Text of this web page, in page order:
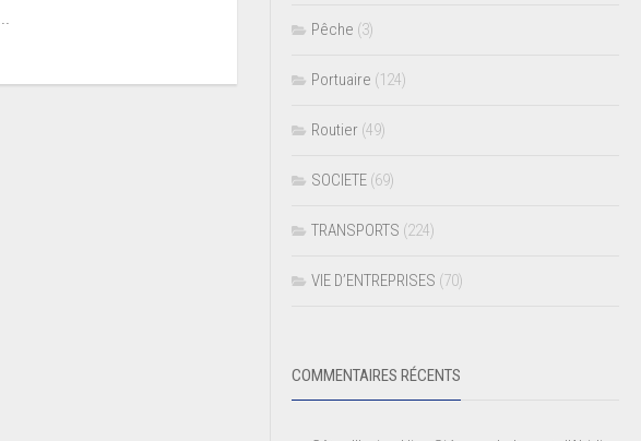
Pêche (3)
Portuaire (124)
Routier (49)
SOCIETE (69)
TRANSPORTS (224)
VIE D’ENTREPRISES (70)
COMMENTAIRES RÉCENTS